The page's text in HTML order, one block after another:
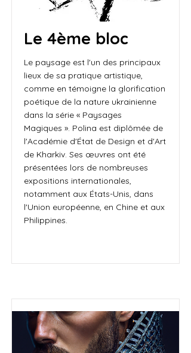
Le 4ème bloc
Le paysage est l'un des principaux
lieux de sa pratique artistique,
comme en témoigne la glorification
poétique de la nature ukrainienne
dans la série « Paysages
Magiques ». Polina est diplômée de
l'Académie d'État de Design et d'Art
de Kharkiv. Ses œuvres ont été
présentées lors de nombreuses
expositions internationales,
notamment aux États-Unis, dans
l'Union européenne, en Chine et aux
Philippines.